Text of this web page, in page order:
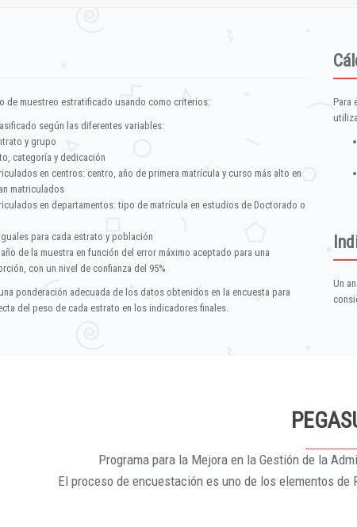
de muestreo estratificado usando como criterios:
según las diferentes variables:
y grupo
categoría y dedicación
en centros: centro, año de primera matrícula y curso más alto en
matriculados
en departamentos: tipo de matrícula en estudios de Doctorado o
para cada estrato y población
de la muestra en función del error máximo aceptado para una
con un nivel de confianza del 95%
ponderación adecuada de los datos obtenidos en la encuesta para
del peso de cada estrato en los indicadores finales.
Para
Un
Programa para la Mejora en la Gestión de la
El proceso de encuestación es uno de los elementos